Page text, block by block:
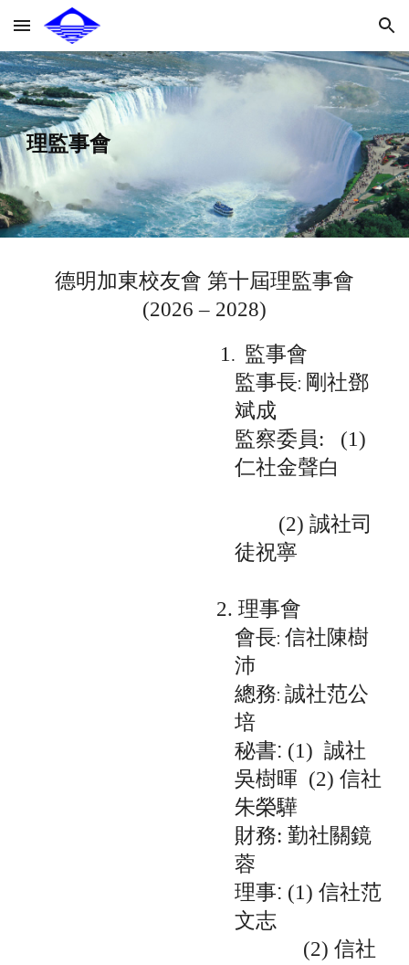
Skip to main content Skip to navigation
理監事會
德明加東校友會 第十屆理監事會
(2026 – 2028)
1. 監事會
監事長: 剛社鄧
斌成
監察委員: (1)
仁社金聲白
(2)誠社司
徒祝寧
2.理事會
會長: 信社陳樹
沛
總務: 誠社范公
培
秘書: (1)誠社
吳樹暉 (2) 信社
朱榮驊
財務:勤社關鏡
蓉
理事: (1)信社范
文志
(2)信社